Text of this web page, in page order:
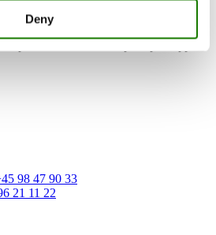
Deny
pour les distances de pose par rapport
98 47 90 33
21 11 22